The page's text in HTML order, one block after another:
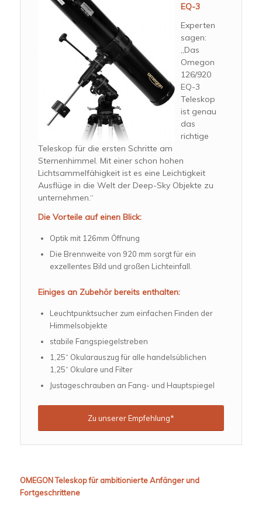
EQ-3
Experten
sagen:
„Das
Omegon
126/920
EQ-3
Teleskop
ist genau
das
richtige
Teleskop für die ersten Schritte am
Sternenhimmel. Mit einer schon hohen
Lichtsammelfähigkeitist es eine Leichtigkeit
Ausflüge in die Welt der Deep-Sky Objekte zu
unternehmen.“
Die Vorteile auf einen Blick:
Optik mit 126mm Öffnung
Die Brennweite von 920 mm sorgt für ein
exzellentes Bild und großen Lichteinfall.
Einiges an Zubehör bereits enthalten:
Leuchtpunktsucher zum einfachen Finden der
Himmelsobjekte
stabile Fangspiegelstreben
1,25“ Okularauszug für alle handelsüblichen
1,25“ Okulare und Filter
Justageschrauben an Fang- und Hauptspiegel
Zu unserer Empfehlung*
OMEGON Teleskop für ambitionierte Anfänger und
Fortgeschrittene